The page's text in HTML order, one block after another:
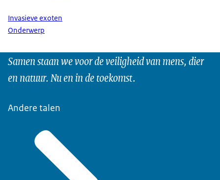
Invasieve exoten
Onderwerp
Samen staan we voor de veiligheid van mens, dier
en natuur. Nu en in de toekomst.
Andere talen